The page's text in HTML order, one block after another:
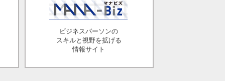
ビジネスパーソンの
スキルと視野を拡げる
情報サイト